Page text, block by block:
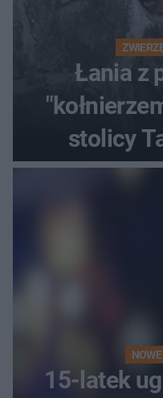
Łania z
stolicy
15-latek